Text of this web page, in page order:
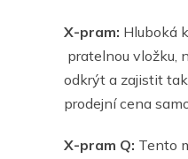
X-pram: Hluboká
pratelnou vložku,
odkrýt a zajistit
prodejní cena
X-pram Q: Tento